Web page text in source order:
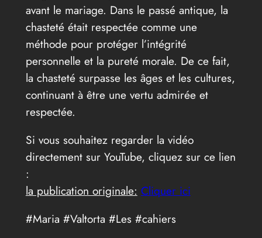
avant le mariage. Dans le passé antique, la
chasteté était respectée comme une
méthode pour protéger l’intégrité
personnelle et la pureté morale. De ce fait,
la chasteté surpasse les âges et les cultures,
continuant à être une vertu admirée et
respectée.
Si vous souhaitez regarder la vidéo
directement sur YouTube, cliquez sur ce lien
:
la publication originale: Cliquer ici
#Maria #Valtorta #Les #cahiers